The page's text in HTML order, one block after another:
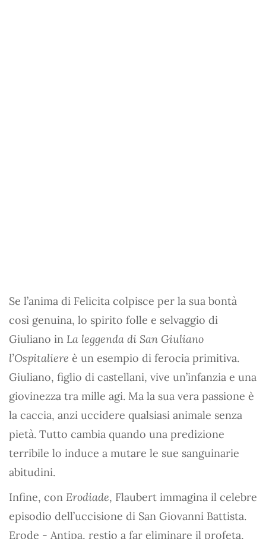
Se l’anima di Felicita colpisce per la sua bontà
così genuina, lo spirito folle e selvaggio di
Giuliano in La leggenda di San Giuliano
l’Ospitaliere è un esempio di ferocia primitiva.
Giuliano, figlio di castellani, vive un’infanzia e una
giovinezza tra mille agi. Ma la sua vera passione è
la caccia, anzi uccidere qualsiasi animale senza
pietà. Tutto cambia quando una predizione
terribile lo induce a mutare le sue sanguinarie
abitudini.
Infine, con Erodiade, Flaubert immagina il celebre
episodio dell’uccisione di San Giovanni Battista.
Erode - Antipa, restio a far eliminare il profeta,